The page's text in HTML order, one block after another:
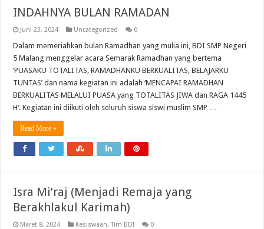
INDAHNYA BULAN RAMADAN
Juni 23, 2024 Uncategorized 0
Dalam memeriahkan bulan Ramadhan yang mulia ini, BDI SMP Negeri
5 Malang menggelar acara Semarak Ramadhan yang bertema
‘PUASAKU TOTALITAS, RAMADHANKU BERKUALITAS, BELAJARKU
TUNTAS’ dan nama kegiatan ini adalah ‘MENCAPAI RAMADHAN
BERKUALITAS MELALUI PUASA yang TOTALITAS JIWA dan RAGA 1445
H‘. Kegiatan ini diikuti oleh seluruh siswa siswi muslim SMP …
Read More »
Isra Mi’raj (Menjadi Remaja yang
Berakhlakul Karimah)
Maret 8, 2024 Kesiswaan,Tim BDI 0